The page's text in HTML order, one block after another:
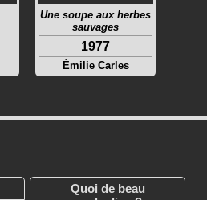
Une soupe aux herbes
sauvages
1977
Émilie Carles
Quoi de beau